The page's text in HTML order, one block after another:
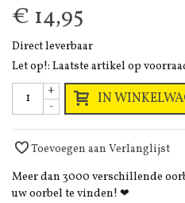
€ 14,95
Direct leverbaar
Let op!: Laatste artikel op
-
+ IN
Toevoegen aan Verlanglijst
Meer dan 3000 verschillende
uw oorbel te vinden! ❤